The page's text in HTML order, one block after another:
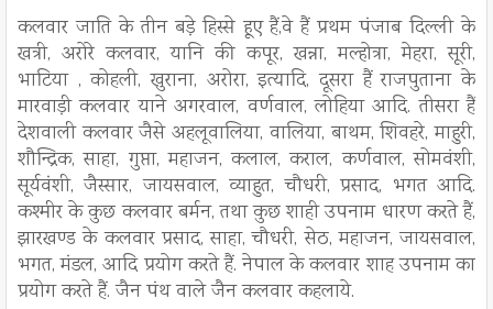
कलवार जाति के तीन बड़े हिस्से हूए हैं,वे हैं प्रथम पंजाब दिल्ली के
खत्री, अरोरे कलवार, यानि की कपूर, खन्ना, मल्होत्रा, मेहरा, सूरी,
भाटिया , कोहली, खुराना, अरोरा, इत्यादि, दूसरा हैं राजपुताना के
मारवाड़ी कलवार याने अगरवाल, वर्णवाल, लोहिया आदि. तीसरा हैं
देशवाली कलवार जैसे अहलूवालिया, वालिया, बाथम, शिवहरे, माहुरी,
शौन्द्रिक, साहा, गुप्ता, महाजन, कलाल, कराल, कर्णवाल, सोमवंशी,
सूर्यवंशी, जैस्सार, जायसवाल, व्याहुत, चौधरी, प्रसाद, भगत आदि.
कश्मीर के कुछ कलवार बर्मन, तथा कुछ शाही उपनाम धारण करते हैं,
झारखण्ड के कलवार प्रसाद, साहा, चौधरी, सेठ, महाजन, जायसवाल,
भगत, मंडल, आदि प्रयोग करते हैं. नेपाल के कलवार शाह उपनाम का
प्रयोग करते हैं. जैन पंथ वाले जैन कलवार कहलाये.